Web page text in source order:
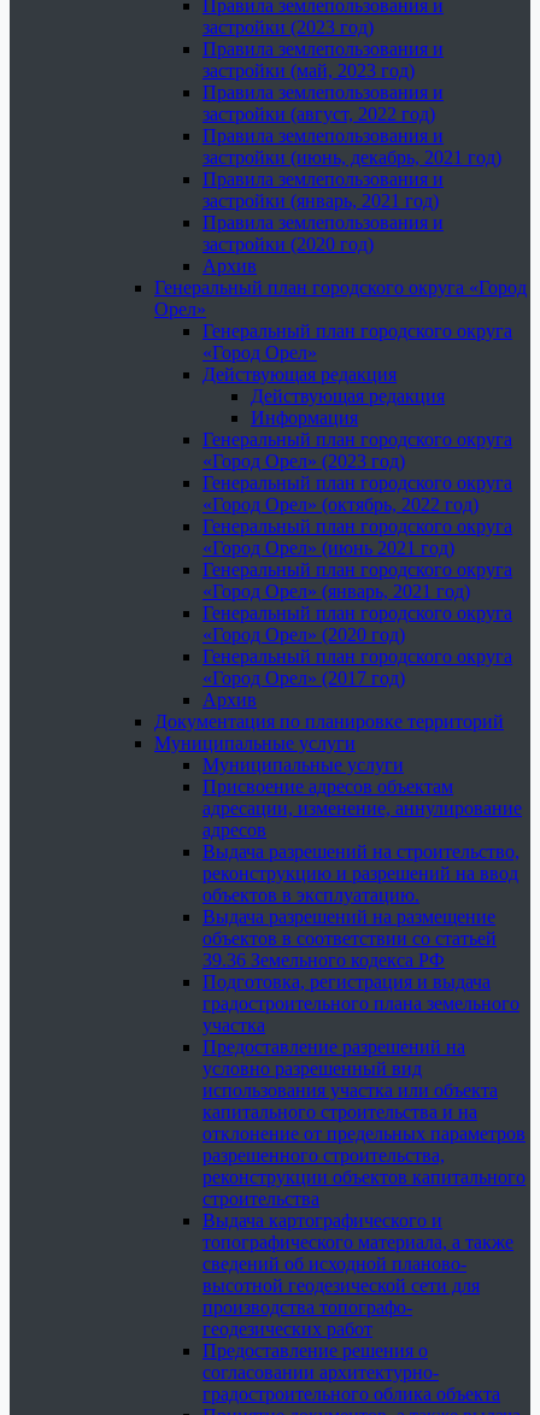
Правила землепользования и
застройки (2023 год)
Правила землепользования и
застройки (май, 2023 год)
Правила землепользования и
застройки (август, 2022 год)
Правила землепользования и
застройки (июнь, декабрь, 2021 год)
Правила землепользования и
застройки (январь, 2021 год)
Правила землепользования и
застройки (2020 год)
Архив
Генеральный план городского округа «Город
Орел»
Генеральный план городского округа
«Город Орел»
Действующая редакция
Действующая редакция
Информация
Генеральный план городского округа
«Город Орел» (2023 год)
Генеральный план городского округа
«Город Орел» (октябрь, 2022 год)
Генеральный план городского округа
«Город Орел» (июнь 2021 год)
Генеральный план городского округа
«Город Орел» (январь, 2021 год)
Генеральный план городского округа
«Город Орел» (2020 год)
Генеральный план городского округа
«Город Орел» (2017 год)
Архив
Документация по планировке территорий
Муниципальные услуги
Муниципальные услуги
Присвоение адресов объектам
адресации, изменение, аннулирование
адресов
Выдача разрешений на строительство,
реконструкцию и разрешений на ввод
объектов в эксплуатацию.
Выдача разрешений на размещение
объектов в соответствии со статьей
39.36 Земельного кодекса РФ
Подготовка, регистрация и выдача
градостроительного плана земельного
участка
Предоставление разрешений на
условно разрешенный вид
использования участка или объекта
капитального строительства и на
отклонение от предельных параметров
разрешенного строительства,
реконструкции объектов капитального
строительства
Выдача картографического и
топографического материала, а также
сведений об исходной планово-
высотной геодезической сети для
производства топографо-
геодезических работ
Предоставление решения о
согласовании архитектурно-
градостроительного облика объекта